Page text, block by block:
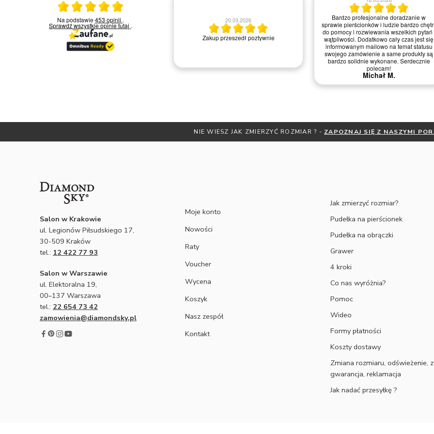
Ocena średnia 5 na 5
Na podstawie453 opinii .
Sprawdź wszystkie opinietutaj .
23.03.2026
Bardzo miła i kompetentna obsługa.
Polecam
Remigiusz D.
20.03.2026
Zakup przeszedł poztywnie
Bardzo profesjonalne doradzanie w
sprawie pierścionków i ludzie bardzo
do pomocy i rozwiewania wszelkich pytań
wątpliwości. Dodatkowo cały czas jest się
informowanym mailowo na temat statusu
swojego zamówienie a same produkty są
bardzo solidnie wykonane. Serdecznie
polecam!
Michał M.
NIE WIESZ JAK ZMIERZYĆ ROZMIAR ? - ZAPOZNAJ SIĘ Z NASZYMI
Salon w Krakowie
ul. Legionów Piłsudskiego 17,
30-509 Kraków
tel.: 12 422 77 93
Salon w Warszawie
ul. Elektoralna 19,
00–137 Warszawa
tel.: 22 654 73 42
zamowienia@diamondsky.pl
Moje konto
Nowości
Raty
Voucher
Wycena
Koszyk
Nasz zespół
Kontakt
Jak zmierzyć rozmiar?
Pudełka na pierścionek
Pudełka na obrączki
Grawer
4 kroki
Co nas wyróżnia?
Pomoc
Wideo
Formy płatności
Koszty dostawy
Zmiana rozmiaru, odświeżenie,
gwarancja, reklamacja
Jak nadać przesyłkę ?